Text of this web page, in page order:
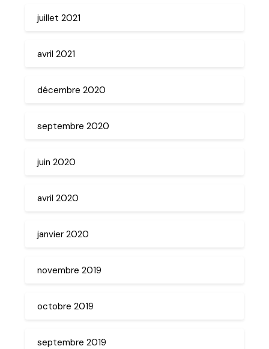
juillet 2021
avril 2021
décembre 2020
septembre 2020
juin 2020
avril 2020
janvier 2020
novembre 2019
octobre 2019
septembre 2019